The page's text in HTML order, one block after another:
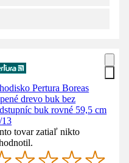
Pertura Boreas
drevo buk bez
buk rovné 59,5 cm
13
tovar zatiaľ nikto